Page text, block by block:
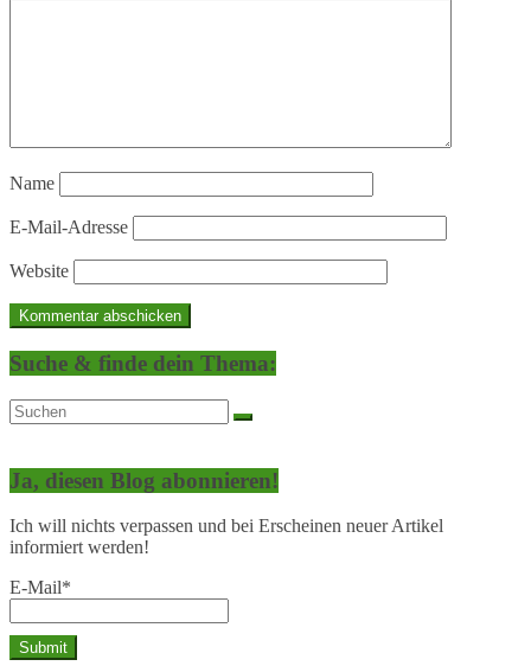
Name
E-Mail-Adresse
Website
Suche & finde dein Thema:
Ja, diesen Blog abonnieren!
Ich will nichts verpassen und bei Erscheinen neuer Artikel
informiert werden!
E-Mail*